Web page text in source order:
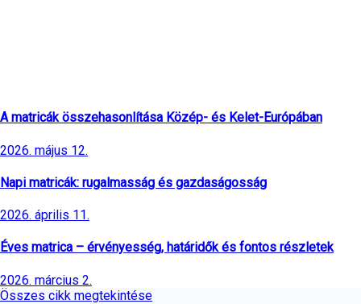
A matricák összehasonlítása Közép- és Kelet-Európában
2026. május 12.
Napi matricák: rugalmasság és gazdaságosság
2026. április 11.
Éves matrica – érvényesség, határidők és fontos részletek
2026. március 2.
Összes cikk megtekintése